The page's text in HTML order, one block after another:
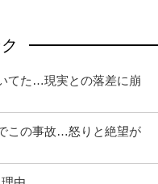
てた…現実との落差に崩
この事故…怒りと絶望が